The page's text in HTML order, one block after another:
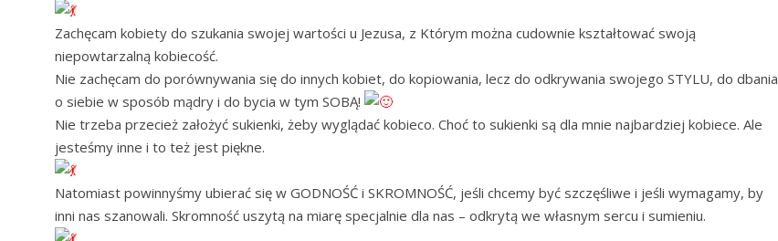
Zachęcam kobiety do szukania swojej wartości u Jezusa, z Którym można cudownie kształtować swoją
niepowtarzalną kobiecość.
Nie zachęcam do porównywania się do innych kobiet, do kopiowania, lecz do odkrywania swojego STYLU, do dbania
o siebie w sposób mądry i do bycia w tym SOBĄ!
Nie trzeba przecież założyć sukienki, żeby wyglądać kobieco. Choć to sukienki są dla mnie najbardziej kobiece. Ale
jesteśmy inne i to też jest piękne.
Natomiast powinnyśmy ubierać się w GODNOŚĆ i SKROMNOŚĆ, jeśli chcemy być szczęśliwe i jeśli wymagamy, by
inni nas szanowali. Skromność uszytą na miarę specjalnie dla nas – odkrytą we własnym sercu i sumieniu.